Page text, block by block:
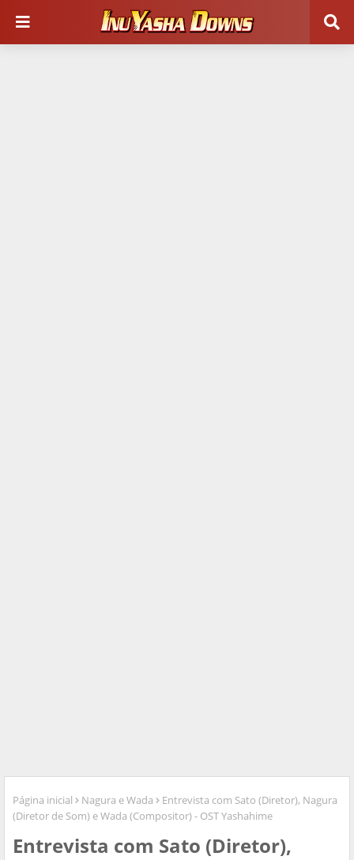
Página inicial Nagura e Wada
Entrevista com Sato (Diretor), Nagura
(Diretor de Som) e Wada (Compositor) - OST Yashahime
Entrevista com Sato (Diretor),